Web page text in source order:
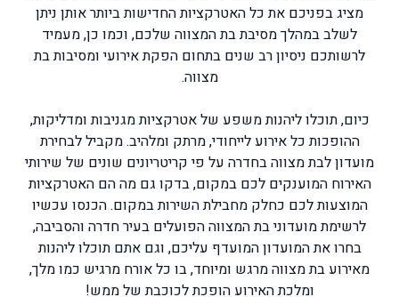
מציג בפניכם את כל האטרקציות החדישות ביותר אותן ניתן
לשלב במהלך מסיבת בת המצווה שלכם, וכמו כן, מעמיד
לרשותכם ניסיון רב שנים בתחום הפקת אירועי ומסיבות בת
מצווה.
כיום, תוכלו ליהנות משפע של אטרקציות מגניבות ומדליקות,
ההופכות כל אירוע לייחודי, מרתק ומלהיב. מקביל לבחירת
מועדון לבת מצווה בחדרה על פי קריטריונים שונים של שירותי
האירוח המוענקים לכם במקום, בדקו גם מה הם האטרקציות
המוצעות לכם כחלק מחבילת השירות במקום. הכנסו עכשיו
לרשימת מועדוני בת המצווה הפועלים בעיר חדרה והסביבה,
בחרו את המועדון המועדף עליכם, וגם אתם תוכלו ליהנות
מאירוע בת מצווה מרגש ומיוחד, בו כל אורח מרגיש כמו מלך,
ומלכת האירוע הופכת לכוכבת של ממש!